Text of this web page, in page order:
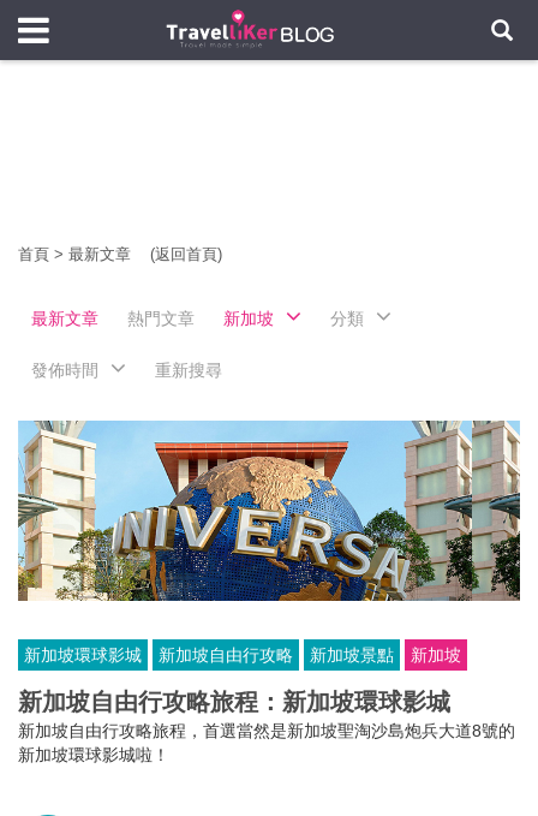
首頁 > 最新文章 (返回首頁)
最新文章 熱門文章 新加坡 分類
發佈時間 重新搜尋
新加坡環球影城 新加坡自由行攻略 新加坡景點 新加坡
新加坡自由行攻略旅程：新加坡環球影城
新加坡自由行攻略旅程，首選當然是新加坡聖淘沙島炮兵大道8號的
新加坡環球影城啦！